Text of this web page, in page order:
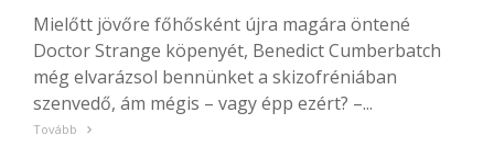
Mielőtt jövőre főhősként újra magára öntené
Doctor Strange köpenyét, Benedict Cumberbatch
még elvarázsol bennünket a skizofréniában
szenvedő, ám mégis – vagy épp ezért? –...
Tovább